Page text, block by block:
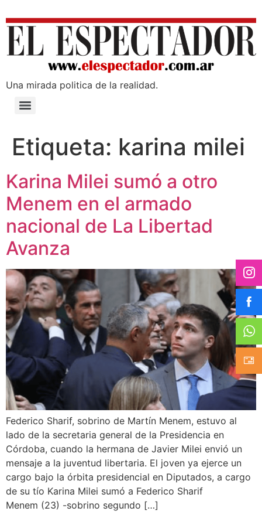
Una mirada poli­tica de la realidad.
Etiqueta: karina milei
Karina Milei sumó a otro
Menem en el armado
nacional de La Libertad
Avanza
Federico Sharif, sobrino de Martín Menem, estuvo al
lado de la secretaria general de la Presidencia en
Córdoba, cuando la hermana de Javier Milei envió un
mensaje a la juventud libertaria. El joven ya ejerce un
cargo bajo la órbita presidencial en Diputados, a cargo
de su tío Karina Milei sumó a Federico Sharif
Menem (23) -sobrino segundo […]